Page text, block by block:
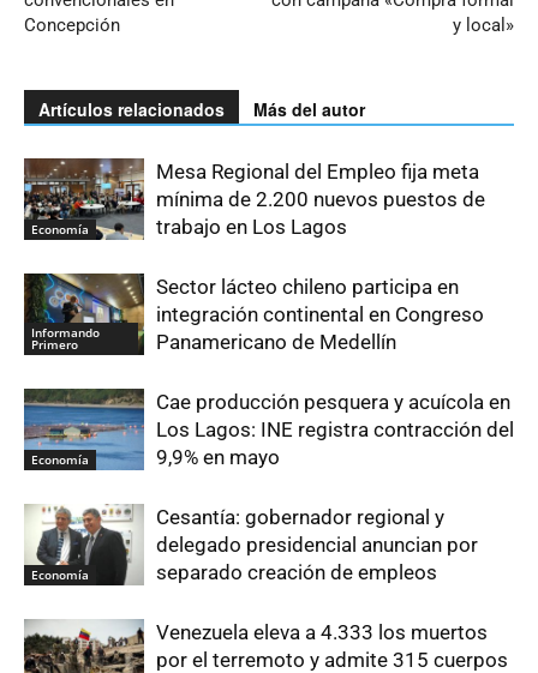
Concepción
y local»
Artículos relacionados Más del autor
Economía
Mesa Regional del Empleo fija meta
mínima de 2.200 nuevos puestos de
trabajo en Los Lagos
Informando
Primero
Sector lácteo chileno participa en
integración continental en Congreso
Panamericano de Medellín
Economía
Cae producción pesquera y acuícola en
Los Lagos: INE registra contracción del
9,9% en mayo
Economía
Cesantía: gobernador regional y
delegado presidencial anuncian por
separado creación de empleos
Venezuela eleva a 4.333 los muertos
por el terremoto y admite 315 cuerpos